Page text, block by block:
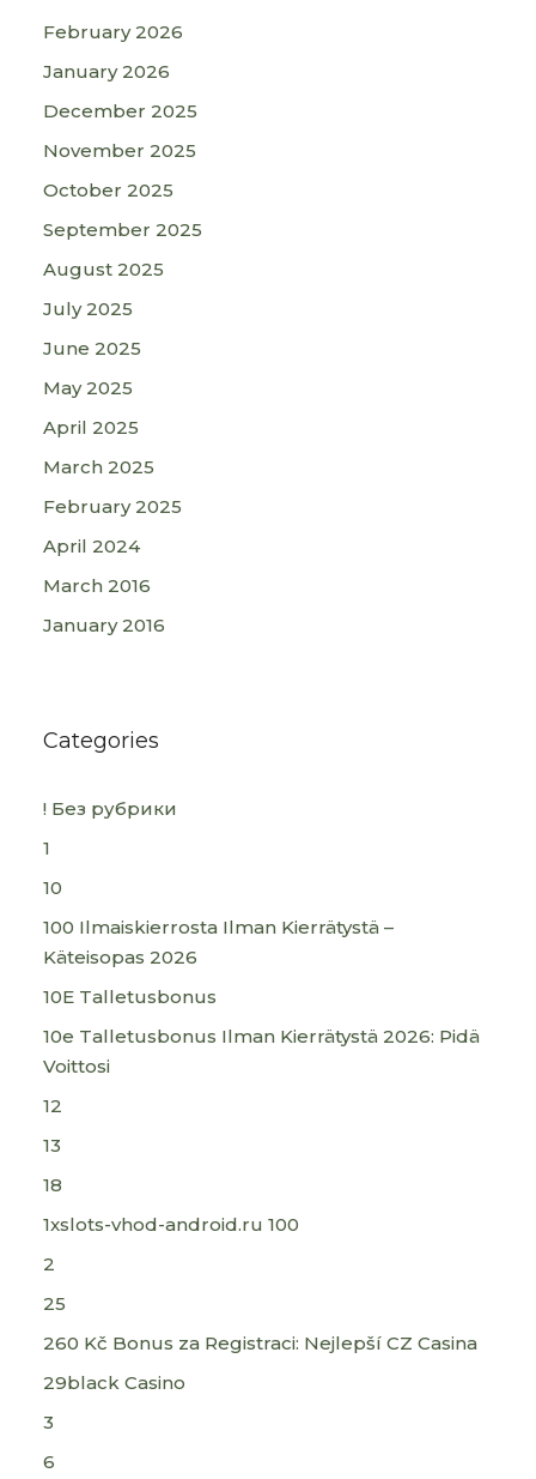
February 2026
January 2026
December 2025
November 2025
October 2025
September 2025
August 2025
July 2025
June 2025
May 2025
April 2025
March 2025
February 2025
April 2024
March 2016
January 2016
Categories
! Без рубрики
1
10
100 Ilmaiskierrosta Ilman Kierrätystä –
Käteisopas 2026
10E Talletusbonus
10e Talletusbonus Ilman Kierrätystä 2026: Pidä
Voittosi
12
13
18
1xslots-vhod-android.ru 100
2
25
260 Kč Bonus za Registraci: Nejlepší CZ Casina
29black Casino
3
6